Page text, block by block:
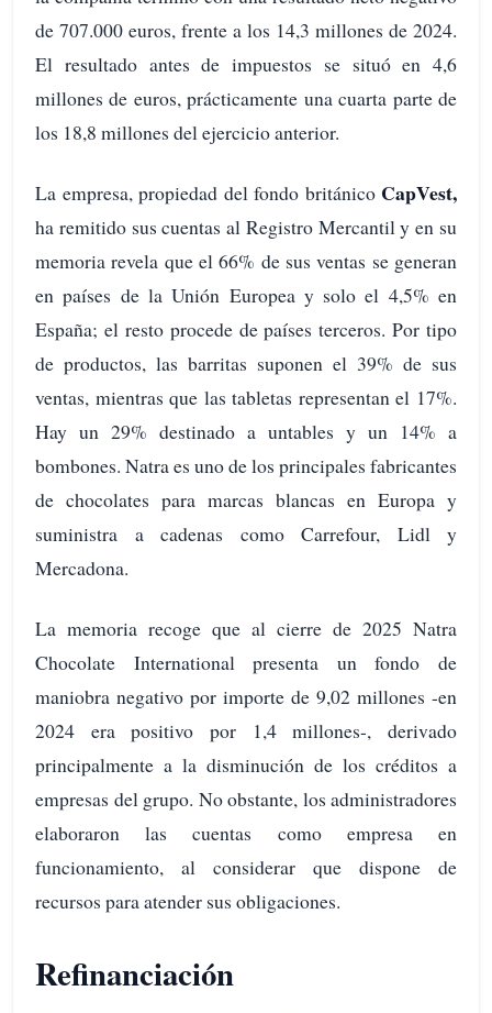
de 707.000 euros, frente a los 14,3 millones de 2024.
El resultado antes de impuestos se situó en 4,6
millones de euros, prácticamente una cuarta parte de
los 18,8 millones del ejercicio anterior.
La empresa, propiedad del fondo británico CapVest,
ha remitido sus cuentas al Registro Mercantil y en su
memoria revela que el 66% de sus ventas se generan
en países de la Unión Europea y solo el 4,5% en
España; el resto procede de países terceros. Por tipo
de productos, las barritas suponen el 39% de sus
ventas, mientras que las tabletas representan el 17%.
Hay un 29% destinado a untables y un 14% a
bombones. Natra es uno de los principales fabricantes
de chocolates para marcas blancas en Europa y
suministra a cadenas como Carrefour, Lidl y
Mercadona.
La memoria recoge que al cierre de 2025 Natra
Chocolate International presenta un fondo de
maniobra negativo por importe de 9,02 millones -en
2024 era positivo por 1,4 millones-, derivado
principalmente a la disminución de los créditos a
empresas del grupo. No obstante, los administradores
elaboraron las cuentas como empresa en
funcionamiento, al considerar que dispone de
recursos para atender sus obligaciones.
Refinanciación